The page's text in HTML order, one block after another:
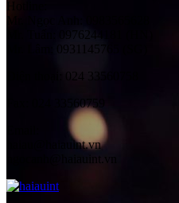
Hotline:
Mr. Ngọc Anh: 0983565628
Mr. Tuấn: 0976244181 (HN)
Mr. Lâm: 0931145765 (SG)
024 33560759
haiau@haiauint.vn